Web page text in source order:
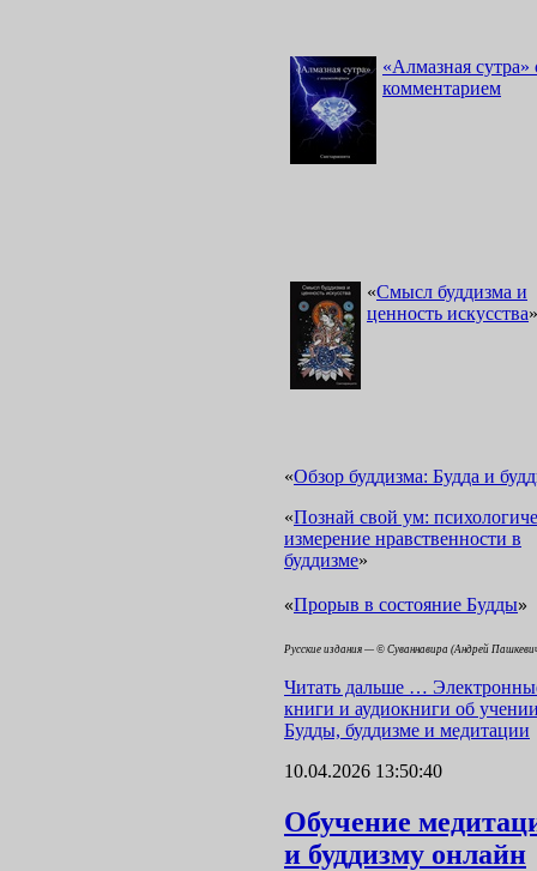
«Алмазная сутра»
комментарием
«Смысл буддизма и
ценность искусства»
«Обзор буддизма: Будда и
«Познай свой ум:
измерение нравственности в
буддизме»
«Прорыв в состояние Будды»
Русские издания — © Суваннавира (Андрей
Читать дальше …
книги и аудиокниги об учении
Будды, буддизме и медитации
10.04.2026 13:50:40
Обучение
и буддизму онлайн